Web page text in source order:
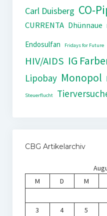
Carl Duisberg CO-
CURRENTA Dhünnaue
Endosulfan
Fridays for Future
HIV/AIDS IG
Lipobay Monopol
Steuerflucht
CBG Artikelarchiv
M
D M
3
4 5